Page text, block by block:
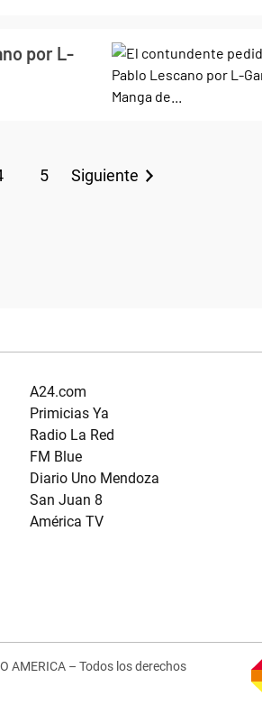
por L-
5 Siguiente
A24.com
Primicias Ya
Radio La Red
FM Blue
Diario Uno Mendoza
San Juan 8
América TV
AMERICA – Todos los derechos